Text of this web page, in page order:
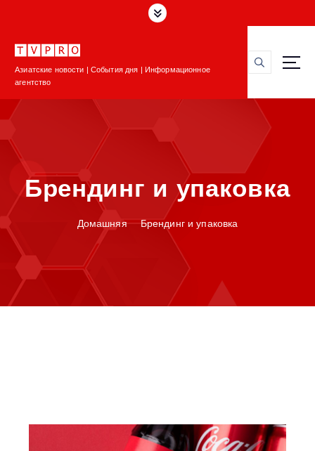
к
Азиатские новости | События дня | Информационное
агентство
Брендинг и упаковка
Домашняя Брендинг и упаковка